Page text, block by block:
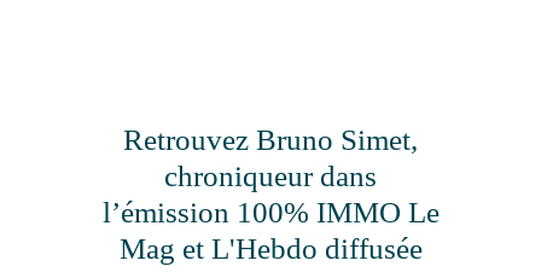
Retrouvez Bruno Simet,
chroniqueur dans
l’émission 100% IMMO Le
Mag et L'Hebdo diffusée